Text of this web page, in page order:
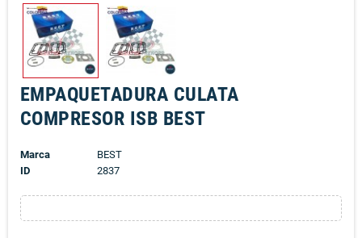
EMPAQUETADURA CULATA
COMPRESOR ISB BEST
Marca
BEST
ID
2837